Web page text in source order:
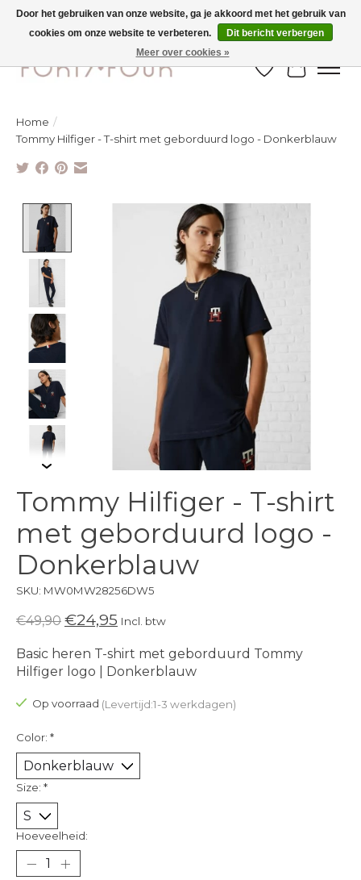
Ontdek de nieuwe najaarscollectie nu in de winkel - selectie online
Verlanglijst
Home /
Tommy Hilfiger - T-shirt met geborduurd logo - Donkerblauw
Product image slideshow Items
Tommy Hilfiger - T-shirt
met geborduurd logo -
Donkerblauw
SKU: MW0MW28256DW5
€49,90 €24,95 Incl. btw
Basic heren T-shirt met geborduurd Tommy
Hilfiger logo | Donkerblauw
Op voorraad (Levertijd:1-3 werkdagen)
Color: *
Size: *
Hoeveelheid:
Door het gebruiken van onze website, ga je akkoord met het gebruik van
cookies om onze website te verbeteren.
Dit bericht verbergen
Meer over cookies »